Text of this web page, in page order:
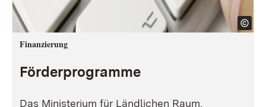
Finanzierung
Förderprogramme
Das Ministerium für Ländlichen Raum,